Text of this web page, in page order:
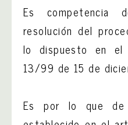
Es competencia
resolución del
lo dispuesto en
13/99 de 15 de
Es por lo que de